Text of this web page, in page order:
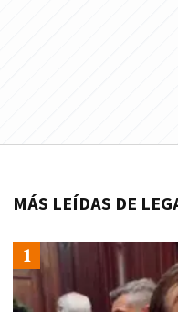
MÁS LEÍDAS DE